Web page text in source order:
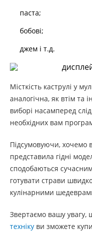
паста;
бобові;
джем і т.д.
Місткість каструлі у
аналогічна, як втім та
виборі насамперед
необхідних вам
Підсумовуючи, хочемо
представила гідні
сподобаються
готувати страви
кулінарними
Звертаємо вашу увагу,
техніку ви зможете